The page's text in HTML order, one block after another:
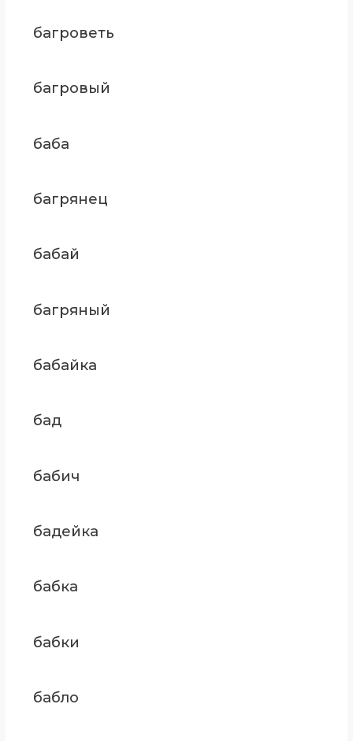
багроветь
багровый
баба
багрянец
бабай
багряный
бабайка
бад
бабич
бадейка
бабка
бабки
бабло